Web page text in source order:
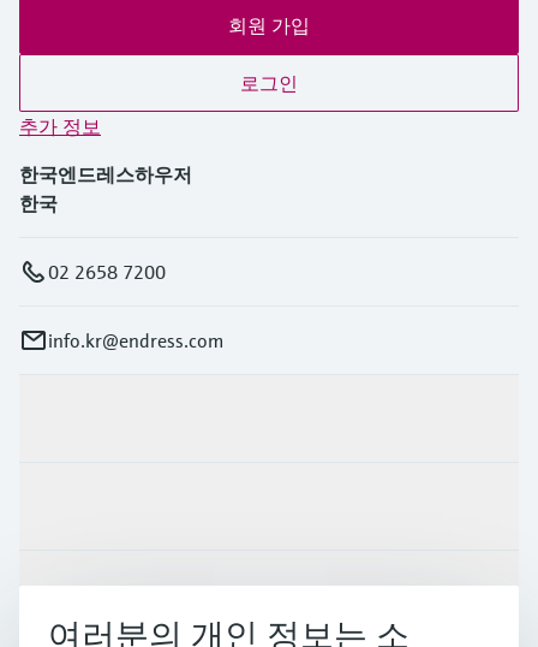
회원 가입
로그인
추가 정보
한국엔드레스하우저
한국
02 2658 7200
info.kr@endress.com
여러분의 개인 정보는 소